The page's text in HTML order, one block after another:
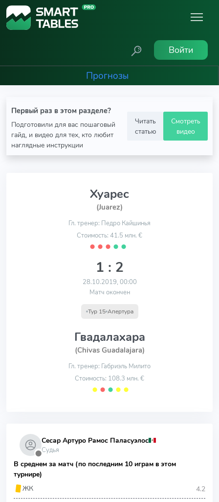
Войти
Прогнозы
Первый раз в этом разделе?
Подготовили для вас пошаговый
гайд, и видео для тех, кто любит
наглядные инструкции
Читать
статью
Смотреть
видео
Хуарес
(Juarez)
Гл. тренер: Педро Кайшинья
Стоимость: 41.5 млн. €
⬤ ⬤ ⬤ ⬤ ⬤
1 : 2
28.10.2019, 00:00
Матч окончен
Тур 15 Апертура
Гвадалахара
(Chivas Guadalajara)
Гл. тренер: Габриэль Милито
Стоимость: 108.3 млн. €
⬤ ⬤ ⬤ ⬤ ⬤
⬤
Сесар Артуро Рамос Паласуэлос
Судья
В среднем за матч (по последним 10 играм в этом
турнире)
ЖК
4.2